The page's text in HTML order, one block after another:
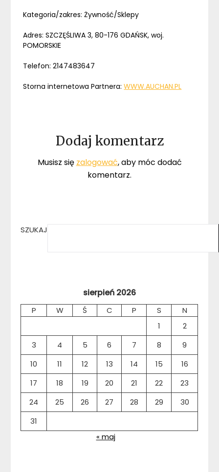
Kategoria/zakres: Żywność/Sklepy
Adres: SZCZĘŚLIWA 3, 80-176 GDAŃSK, woj.
POMORSKIE
Telefon: 2147483647
Storna internetowa Partnera:WWW.AUCHAN.PL
Dodaj komentarz
Musisz się zalogować, aby móc dodać
komentarz.
SZUKAJ
sierpień 2026
P W Ś C P S
N
1
2
3
4 5 6 7 8
9
10
11 12 13 14 15
16
17
18 19 20 21 22
23
24
25 26 27 28 29
30
31
« maj